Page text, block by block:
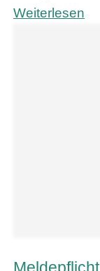
Weiterlesen